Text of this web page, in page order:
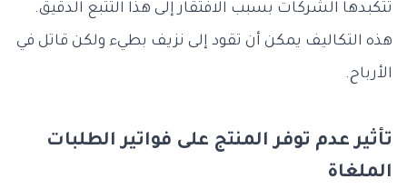
تتكبدها الشركات بسبب الافتقار إلى هذا التتبع الدقيق.
هذه التكاليف يمكن أن تقود إلى نزيف بطيء ولكن قاتل في
الأرباح.
تأثير عدم توفر المنتج على فواتير الطلبات
الملغاة